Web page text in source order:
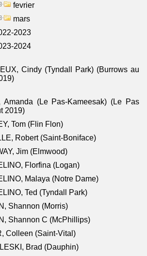
fevrier
mars
2023
2024
Cindy (Tyndall Park) (Burrows au
Amanda (Le Pas-Kameesak) (Le Pas
2019)
Tom (Flin Flon)
Robert (Saint-Boniface)
Jim (Elmwood)
Florfina (Logan)
Malaya (Notre Dame)
Ted (Tyndall Park)
Shannon (Morris)
Shannon C (McPhillips)
Colleen (Saint-Vital)
Brad (Dauphin)